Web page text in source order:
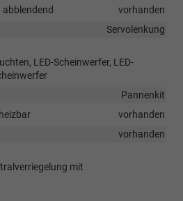
vorhanden
Servolenkung
LED-Scheinwerfer, LED-
Pannenkit
vorhanden
vorhanden
mit